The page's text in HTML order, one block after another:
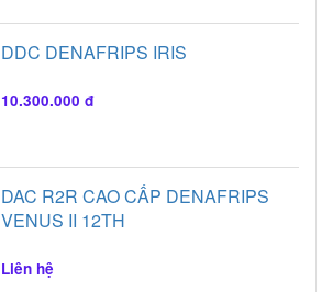
DDC DENAFRIPS IRIS
10.300.000 đ
DAC R2R CAO CẤP DENAFRIPS
VENUS II 12TH
Liên hệ